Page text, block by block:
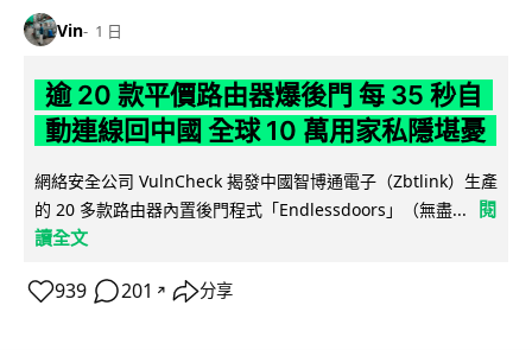
Vin 1 日
逾 20 款平價路由器爆後門 每 35 秒自
動連線回中國 全球 10 萬用家私隱堪憂
網絡安全公司 VulnCheck 揭發中國智博通電子（Zbtlink）生產
的 20 多款路由器內置後門程式「Endlessdoors」（無盡...
閱
讀全文
939 201 ↗ 分享